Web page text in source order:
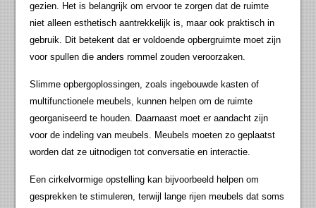
gezien. Het is belangrijk om ervoor te zorgen dat de ruimte
niet alleen esthetisch aantrekkelijk is, maar ook praktisch in
gebruik. Dit betekent dat er voldoende opbergruimte moet zijn
voor spullen die anders rommel zouden veroorzaken.
Slimme opbergoplossingen, zoals ingebouwde kasten of
multifunctionele meubels, kunnen helpen om de ruimte
georganiseerd te houden. Daarnaast moet er aandacht zijn
voor de indeling van meubels. Meubels moeten zo geplaatst
worden dat ze uitnodigen tot conversatie en interactie.
Een cirkelvormige opstelling kan bijvoorbeeld helpen om
gesprekken te stimuleren, terwijl lange rijen meubels dat soms